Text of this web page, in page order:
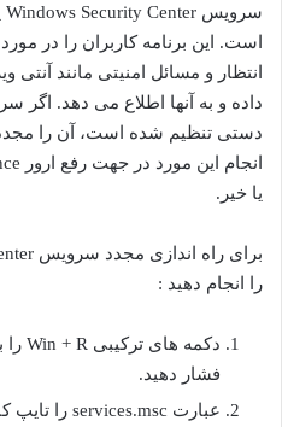
است. این برنامه کاربران را در
انتظار و مسائل امنیتی مانند
داده و به آنها اطلاع می دهد.
دستی تنظیم شده است، آن را مجدداً
یا خیر.
را انجام دهید :
فشار دهید.
عبارت services.msc را تایپ کنید و بر روی OK کلیک کنید.